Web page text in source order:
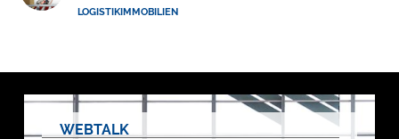
E
N
LOGISTIKIMMOBILIEN
WEBTALK